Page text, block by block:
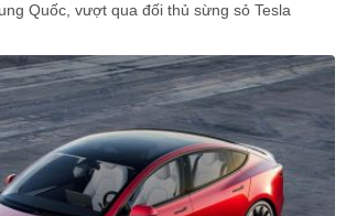
Quốc, vượt qua đối thủ sừng sỏ Tesla